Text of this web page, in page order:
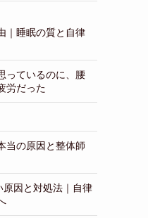
｜睡眠の質と自律
っているのに、腰
労だった
当の原因と整体師
因と対処法｜自律